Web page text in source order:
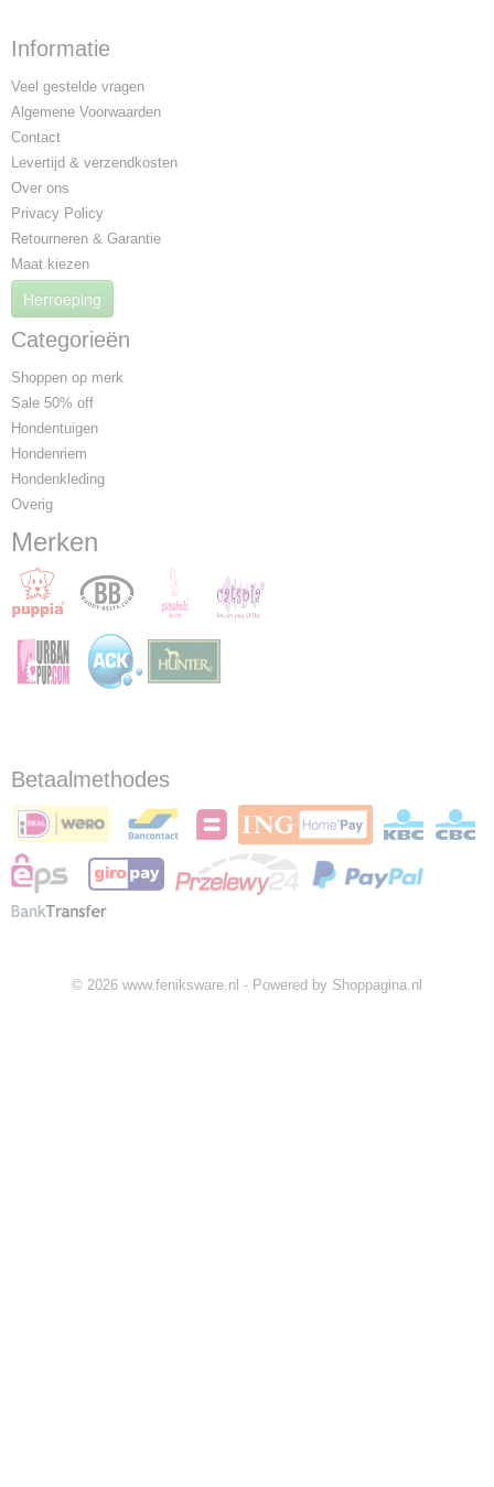
Informatie
Veel gestelde vragen
Algemene Voorwaarden
Contact
Levertijd & verzendkosten
Over ons
Privacy Policy
Retourneren & Garantie
Maat kiezen
Herroeping
Categorieën
Shoppen op merk
Sale 50% off
Hondentuigen
Hondenriem
Hondenkleding
Overig
Merken
Betaalmethodes
© 2026 www.feniksware.nl - Powered by Shoppagina.nl